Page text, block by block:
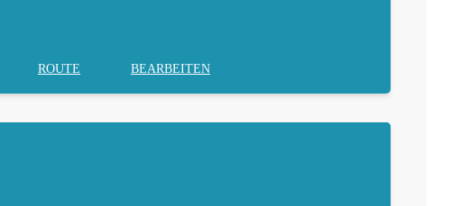
ROUTE BEARBEITEN